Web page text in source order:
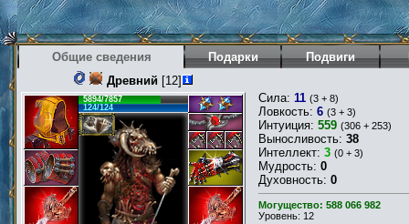
Общие сведения Подарки Подвиги
Древний [12]
5894/7857
124/124
Сила: 11 (3 + 8)
Ловкость: 6 (3 + 3)
Интуиция: 559 (306 + 253)
Выносливость: 38
Интеллект: 3 (0 + 3)
Мудрость: 0
Духовность: 0
Могущество: 588 066 982
Уровень: 12